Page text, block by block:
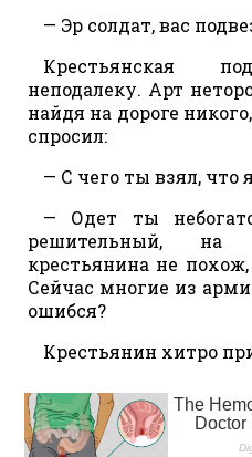
— Эр солдат, вас
Крестьянская
неподалеку. Арт
найдя на дороге
спросил:
— С чего ты взял, что
— Одет ты
решительный, на
крестьянина не
Сейчас многие из
ошибся?
Крестьянин хитро